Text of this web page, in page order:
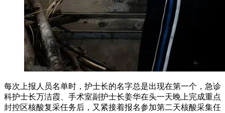
每次上报人员名单时，护士长的名字总是出现在第一个，急诊
科护士长万洁霞、手术室副护士长姜华在头一天晚上完成重点
封控区核酸复采任务后，又紧接着报名参加第二天核酸采集任